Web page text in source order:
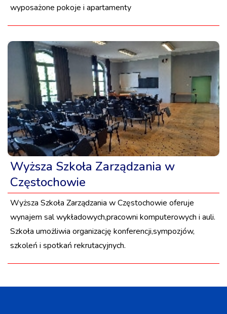
wyposażone pokoje i apartamenty
Wyższa Szkoła Zarządzania w
Częstochowie
Wyższa Szkoła Zarządzania w Częstochowie oferuje
wynajem sal wykładowych,pracowni komputerowych i auli.
Szkoła umożliwia organizację konferencji,sympozjów,
szkoleń i spotkań rekrutacyjnych.